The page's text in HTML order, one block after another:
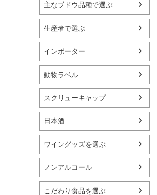
主なブドウ品種で選ぶ
生産者で選ぶ
インポーター
動物ラベル
スクリューキャップ
日本酒
ワイングッズを選ぶ
ノンアルコール
こだわり食品を選ぶ